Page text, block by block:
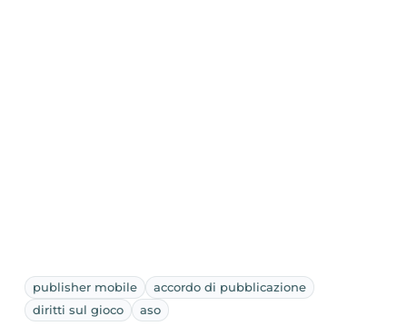
publisher mobile
accordo di pubblicazione
diritti sul gioco
aso